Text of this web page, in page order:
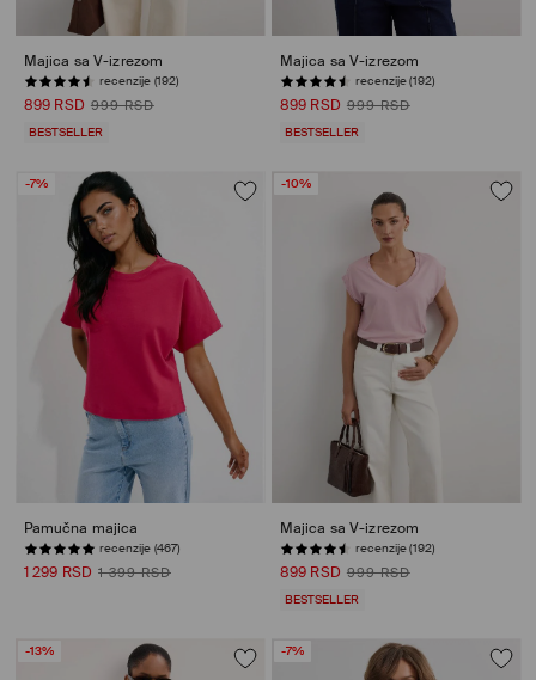
Majica sa V-izrezom
recenzije (192)
899 RSD 999 RSD
BESTSELLER
Majica sa V-izrezom
recenzije (192)
899 RSD 999 RSD
BESTSELLER
-7%
Pamučna majica
recenzije (467)
1 299 RSD 1 399 RSD
-10%
Majica sa V-izrezom
recenzije (192)
899 RSD 999 RSD
BESTSELLER
-13% -7%